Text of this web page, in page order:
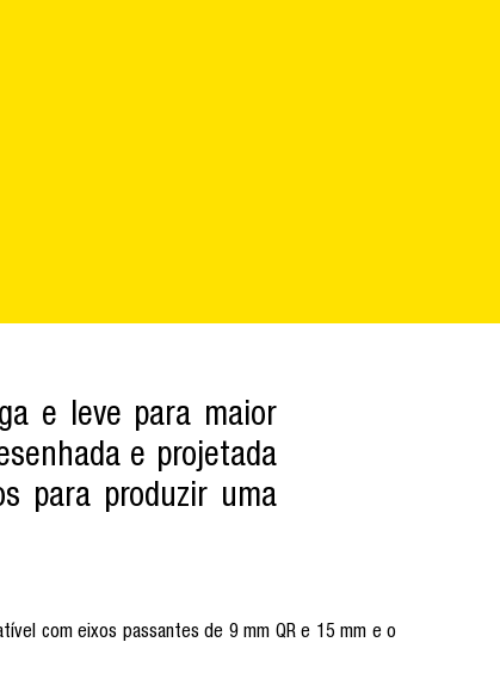
e leve para maior
e projetada
para produzir uma
com eixos passantes de 9 mm QR e 15 mm e o